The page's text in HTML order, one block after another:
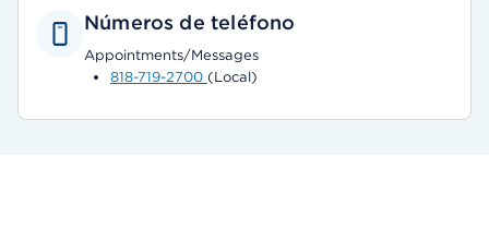
Números de teléfono
Appointments/Messages
818-719-2700 (Local)